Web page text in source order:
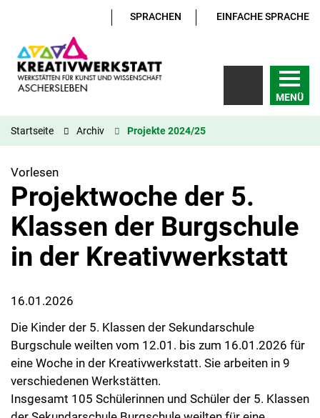
SPRACHEN EINFACHE SPRACHE
MENÜ
Startseite Archiv Projekte 2024/25
Vorlesen
Projektwoche der 5.
Klassen der Burgschule
in der Kreativwerkstatt
16.01.2026
Die Kinder der 5. Klassen der Sekundarschule
Burgschule weilten vom 12.01. bis zum 16.01.2026 für
eine Woche in der Kreativwerkstatt. Sie arbeiten in 9
verschiedenen Werkstätten.
Insgesamt 105 Schülerinnen und Schüler der 5. Klassen